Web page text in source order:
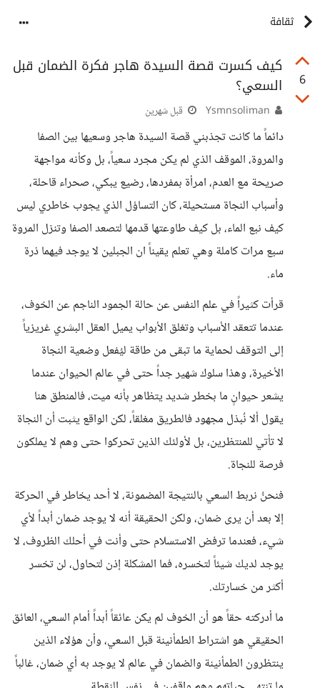
ثقافة
6
كيف كسرت قصة السيدة هاجر فكرة الضمان قبل
السعي؟
قبل شهرين
دائماً ما كانت تجذبني قصة السيدة هاجر وسعيها بين الصفا
والمروة، الموقف الذي لم يكن مجرد سعياً، بل وكأنه مواجهة
صريحة مع العدم، امرأة بمفردها، رضيع يبكي، صحراء قاحلة،
وأسباب النجاة مستحيلة، كان التساؤل الذي يجوب خاطري ليس
كيف نبع الماء، بل كيف طاوعتها قدمها لتصعد الصفا وتنزل المروة
سبع مرات كاملة وهي تعلم يقيناً ان الجبلين لا يوجد فيهما ذرة
ماء.
قرأت كثيراً في علم النفس عن حالة الجمود الناجم عن الخوف،
عندما تتعقد الأسباب وتغلق الأبواب يميل العقل البشري غريزياً
إلى التوقف لحماية ما تبقى من طاقة ليُفعل وضعية النجاة
الأخيرة، وهذا سلوك شهير جداً حتى في عالم الحيوان عندما
يشعر حيوانٍ ما بخطر شديد يتظاهر بأنه ميت، فالمنطق هنا
يقول ألا نُبذل مجهود فالطريق مغلقاً، لكن الواقع يثبت أن النجاة
لا تأتي للمنتظرين، بل لأولئك الذين تحركوا حتى وهم لا يملكون
فرصة للنجاة.
فنحنُ نربط السعي بالنتيجة المضمونة، لا أحد يخاطر في الحركة
إلا بعد أن يرى ضمان، ولكن الحقيقة أنه لا يوجد ضمان أبداً لأي
شيء، فعندما ترفض الاستسلام حتى وأنت في أحلك الظروف، لا
يوجد لديك شيئاً لتخسره، فما المشكلة إذن لتحاول، لن تخسر
أكثر من خسارتك.
ما أدركته حقاً هو أن الخوف لم يكن عائقاً أبداً أمام السعي، العائق
الحقيقي هو اشتراط الطمأنينة قبل السعي، وأن هؤلاء الذين
ينتظرون الطمأنينة والضمان في عالم لا يوجد به أي ضمان، غالباً